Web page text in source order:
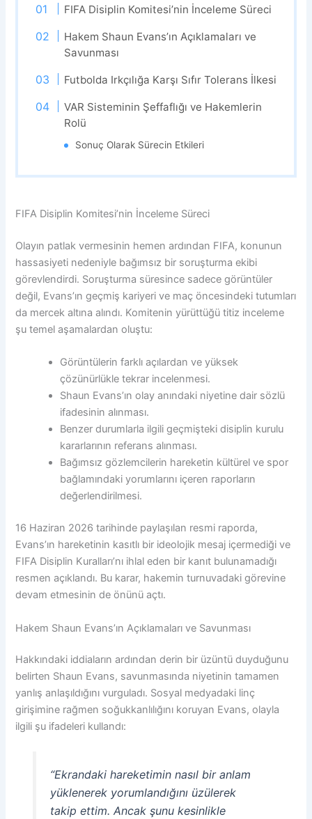
FIFA Disiplin Komitesi’nin İnceleme Süreci
Hakem Shaun Evans’ın Açıklamaları ve
Savunması
Futbolda Irkçılığa Karşı Sıfır Tolerans İlkesi
VAR Sisteminin Şeffaflığı ve Hakemlerin
Rolü
Sonuç Olarak Sürecin Etkileri
FIFA Disiplin Komitesi’nin İnceleme Süreci
Olayın patlak vermesinin hemen ardından FIFA, konunun
hassasiyeti nedeniyle bağımsız bir soruşturma ekibi
görevlendirdi. Soruşturma süresince sadece görüntüler
değil, Evans’ın geçmiş kariyeri ve maç öncesindeki tutumları
da mercek altına alındı. Komitenin yürüttüğü titiz inceleme
şu temel aşamalardan oluştu:
Görüntülerin farklı açılardan ve yüksek
çözünürlükle tekrar incelenmesi.
Shaun Evans’ın olay anındaki niyetine dair sözlü
ifadesinin alınması.
Benzer durumlarla ilgili geçmişteki disiplin kurulu
kararlarının referans alınması.
Bağımsız gözlemcilerin hareketin kültürel ve spor
bağlamındaki yorumlarını içeren raporların
değerlendirilmesi.
16 Haziran 2026 tarihinde paylaşılan resmi raporda,
Evans’ın hareketinin kasıtlı bir ideolojik mesaj içermediği ve
FIFA Disiplin Kuralları’nı ihlal eden bir kanıt bulunamadığı
resmen açıklandı. Bu karar, hakemin turnuvadaki görevine
devam etmesinin de önünü açtı.
Hakem Shaun Evans’ın Açıklamaları ve Savunması
Hakkındaki iddiaların ardından derin bir üzüntü duyduğunu
belirten Shaun Evans, savunmasında niyetinin tamamen
yanlış anlaşıldığını vurguladı. Sosyal medyadaki linç
girişimine rağmen soğukkanlılığını koruyan Evans, olayla
ilgili şu ifadeleri kullandı:
“Ekrandaki hareketimin nasıl bir anlam
yüklenerek yorumlandığını üzülerek
takip ettim. Ancak şunu kesinlikle